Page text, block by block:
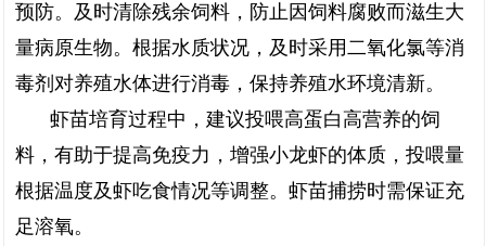
预防。及时清除残余饲料，防止因饲料腐败而滋生大
量病原生物。根据水质状况，及时采用二氧化氯等消
毒剂对养殖水体进行消毒，保持养殖水环境清新。
虾苗培育过程中，建议投喂高蛋白高营养的饲
料，有助于提高免疫力，增强小龙虾的体质，投喂量
根据温度及虾吃食情况等调整。虾苗捕捞时需保证充
足溶氧。